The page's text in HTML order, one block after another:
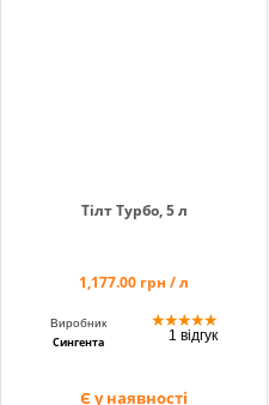
Тілт Турбо, 5 л
1,177.00 грн / л
Виробник
Сингента
★★★★★
1 відгук
Є у наявності